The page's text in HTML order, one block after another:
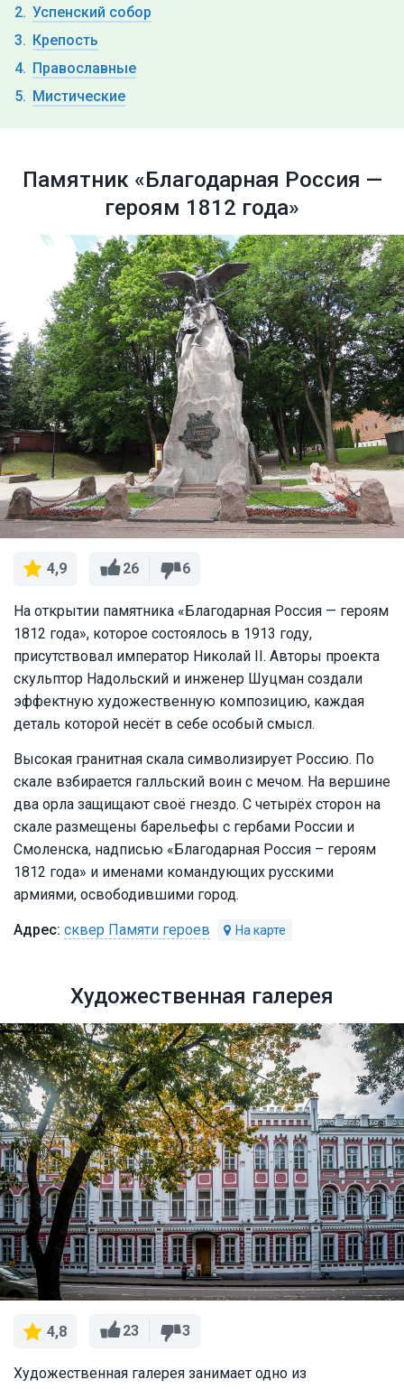
Успенский собор
Крепость
Православные
Мистические
Памятник «Благодарная Россия —
героям 1812 года»
4,9 26 6
На открытии памятника «Благодарная Россия — героям
1812 года», которое состоялось в 1913 году,
присутствовал император Николай II. Авторы проекта
скульптор Надольский и инженер Шуцман создали
эффектную художественную композицию, каждая
деталь которой несёт в себе особый смысл.
Высокая гранитная скала символизирует Россию. По
скале взбирается галльский воин с мечом. На вершине
два орла защищают своё гнездо. С четырёх сторон на
скале размещены барельефы с гербами России и
Смоленска, надписью «Благодарная Россия – героям
1812 года» и именами командующих русскими
армиями, освободившими город.
сквер Памяти героев
Художественная галерея
4,8 23 3
Художественная галерея занимает одно из